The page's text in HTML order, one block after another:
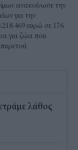
ανακοίνωσε την
για την
ευρώ σε 176
για ζώα που
λάθος